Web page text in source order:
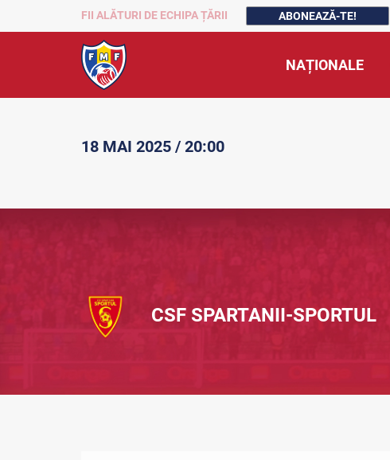
FII ALĂTURI DE ECHIPA ȚĂRII ABONEAZĂ-TE!
NAȚIONALE
18 MAI 2025 / 20:00
CSF SPARTANII-SPORTUL